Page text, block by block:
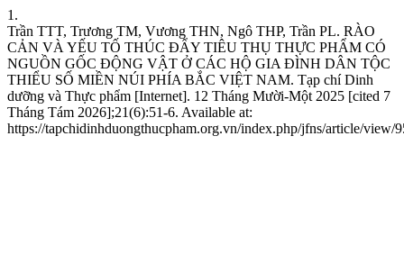
1.
Trần TTT, Trương TM, Vương THN, Ngô THP, Trần PL. RÀO
CẢN VÀ YẾU TỐ THÚC ĐẨY TIÊU THỤ THỰC PHẨM CÓ
NGUỒN GỐC ĐỘNG VẬT Ở CÁC HỘ GIA ĐÌNH DÂN TỘC
THIỂU SỐ MIỀN NÚI PHÍA BẮC VIỆT NAM. Tạp chí Dinh
dưỡng và Thực phẩm [Internet]. 12 Tháng Mười-Một 2025 [cited 7
Tháng Tám 2026];21(6):51-6. Available at:
https://tapchidinhduongthucpham.org.vn/index.php/jfns/article/view/